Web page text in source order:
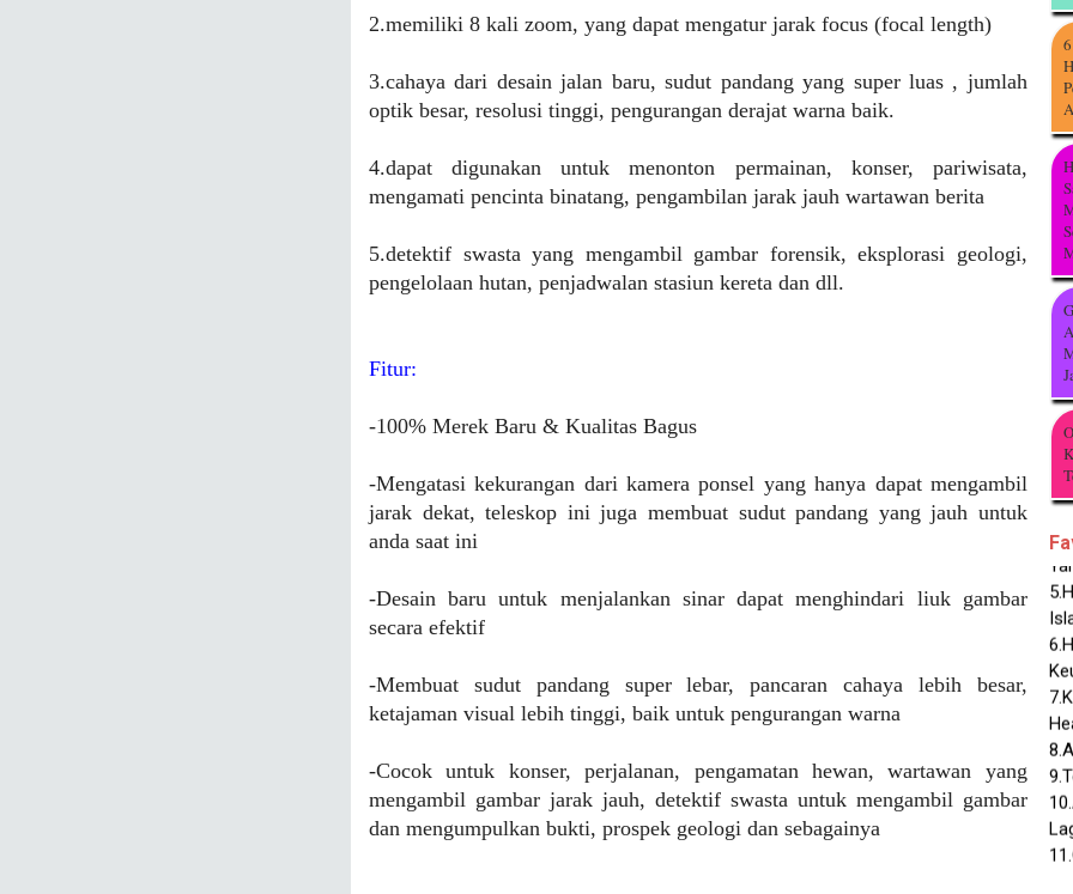
2.memiliki 8 kali zoom, yang dapat mengatur jarak focus (focal length)
3.cahaya dari desain jalan baru, sudut pandang yang super luas , jumlah
optik besar, resolusi tinggi, pengurangan derajat warna baik.
4.dapat digunakan untuk menonton permainan, konser, pariwisata,
mengamati pencinta binatang, pengambilan jarak jauh wartawan berita
5.detektif swasta yang mengambil gambar forensik, eksplorasi geologi,
pengelolaan hutan, penjadwalan stasiun kereta dan dll.
Fitur:
-100% Merek Baru & Kualitas Bagus
-Mengatasi kekurangan dari kamera ponsel yang hanya dapat mengambil
jarak dekat, teleskop ini juga membuat sudut pandang yang jauh untuk
anda saat ini
-Desain baru untuk menjalankan sinar dapat menghindari liuk gambar
secara efektif
-Membuat sudut pandang super lebar, pancaran cahaya lebih besar,
ketajaman visual lebih tinggi, baik untuk pengurangan warna
-Cocok untuk konser, perjalanan, pengamatan hewan, wartawan yang
mengambil gambar jarak jauh, detektif swasta untuk mengambil gambar
dan mengumpulkan bukti, prospek geologi dan sebagainya